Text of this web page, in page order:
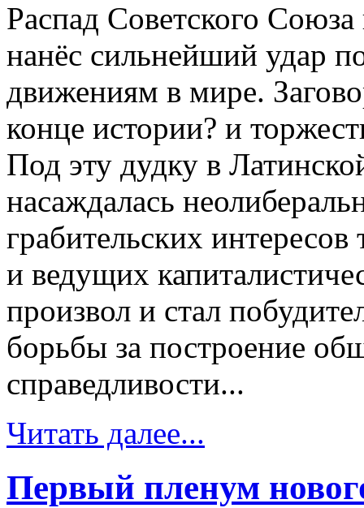
Распад Советского Союза
нанёс сильнейший удар
движениям в мире.
конце истории? и
Под эту дудку в
насаждалась
грабительских
и ведущих
произвол и стал
борьбы за построение
справедливости...
Читать далее...
Первый пленум